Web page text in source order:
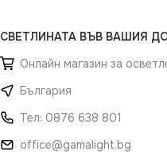
СВЕТЛИНАТА ВЪВ ВАШИЯ
Онлайн магазин за
България
Тел: 0876 638 801
office@gamalight.bg